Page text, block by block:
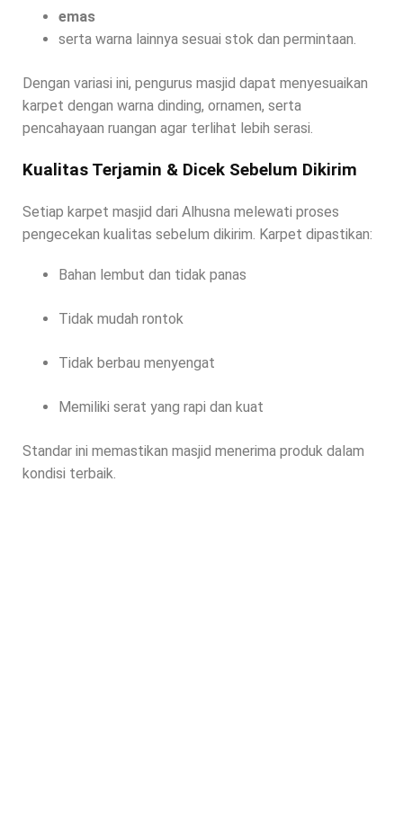
emas
serta warna lainnya sesuai stok dan permintaan.
Dengan variasi ini, pengurus masjid dapat menyesuaikan
karpet dengan warna dinding, ornamen, serta
pencahayaan ruangan agar terlihat lebih serasi.
Kualitas Terjamin & Dicek Sebelum Dikirim
Setiap karpet masjid dari Alhusna melewati proses
pengecekan kualitas sebelum dikirim. Karpet dipastikan:
Bahan lembut dan tidak panas
Tidak mudah rontok
Tidak berbau menyengat
Memiliki serat yang rapi dan kuat
Standar ini memastikan masjid menerima produk dalam
kondisi terbaik.